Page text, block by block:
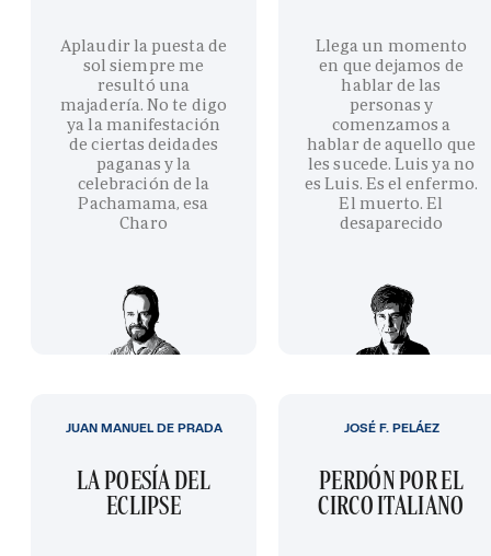
Aplaudir la puesta de
sol siempre me
resultó una
majadería. No te digo
ya la manifestación
de ciertas deidades
paganas y la
celebración de la
Pachamama, esa
Charo
Llega un momento
en que dejamos de
hablar de las
personas y
comenzamos a
hablar de aquello que
les sucede. Luis ya no
es Luis. Es el enfermo.
El muerto. El
desaparecido
LA POESÍA DEL
ECLIPSE
JUAN MANUEL DE PRADA
PERDÓN POR EL
CIRCO ITALIANO
JOSÉ F. PELÁEZ